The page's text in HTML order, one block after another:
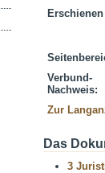
Verbund-
Nachweis:
Zur
Das
3